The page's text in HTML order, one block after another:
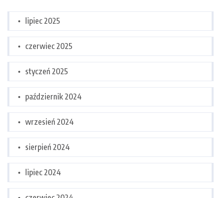
lipiec 2025
czerwiec 2025
styczeń 2025
październik 2024
wrzesień 2024
sierpień 2024
lipiec 2024